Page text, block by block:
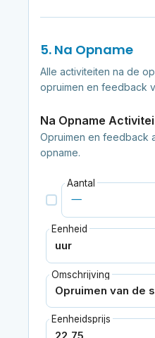
5. Na Opname
Alle activiteiten na de
opruimen en feedback
Na Opname
Opruimen en feedback
opname.
Aantal
Eenheid
Omschrijving
Eenheidsprijs